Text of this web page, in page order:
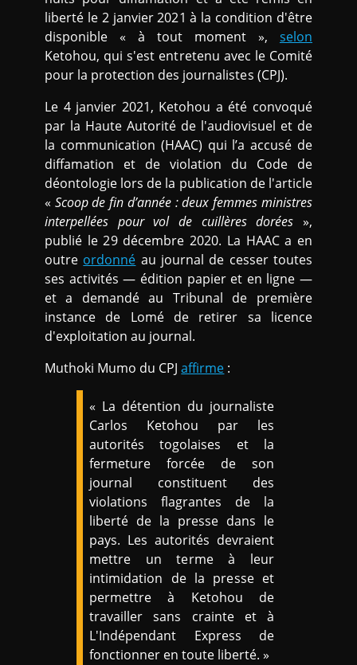
liberté le 2 janvier 2021 à la condition d'être
disponible « à tout moment », selon
Ketohou, qui s'est entretenu avec le Comité
pour la protection des journalistes (CPJ).
Le 4 janvier 2021, Ketohou a été convoqué
par la Haute Autorité de l'audiovisuel et de
la communication (HAAC) qui l’a accusé de
diffamation et de violation du Code de
déontologie lors de la publication de l'article
« Scoop de fin d’année : deux femmes ministres
interpellées pour vol de cuillères dorées »,
publié le 29 décembre 2020. La HAAC a en
outre ordonné au journal de cesser toutes
ses activités — édition papier et en ligne —
et a demandé au Tribunal de première
instance de Lomé de retirer sa licence
d'exploitation au journal.
Muthoki Mumo du CPJaffirme :
« La détention du journaliste
Carlos Ketohou par les
autorités togolaises et la
fermeture forcée de son
journal constituent des
violations flagrantes de la
liberté de la presse dans le
pays. Les autorités devraient
mettre un terme à leur
intimidation de la presse et
permettre à Ketohou de
travailler sans crainte et à
L'Indépendant Express de
fonctionner en toute liberté. »